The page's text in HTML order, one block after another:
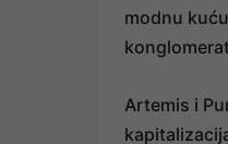
modnu
Artemis i